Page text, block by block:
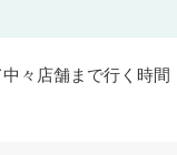
々店舗まで行く時間